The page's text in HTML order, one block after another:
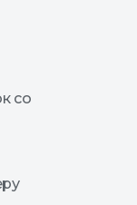
со